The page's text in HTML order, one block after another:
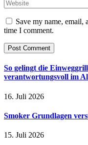
Save my name, email,
time I comment.
So gelingt die
verantwortungsvoll im
16. Juli 2026
Smoker Grundlagen
15. Juli 2026